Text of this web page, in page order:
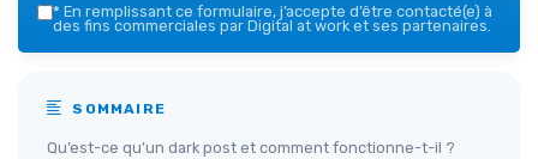
* En remplissant ce formulaire, j’accepte d’être contacté(e) à
des fins commerciales par Digital at work et ses partenaires.
SOMMAIRE
Qu’est-ce qu’un dark post et comment fonctionne-t-il ?